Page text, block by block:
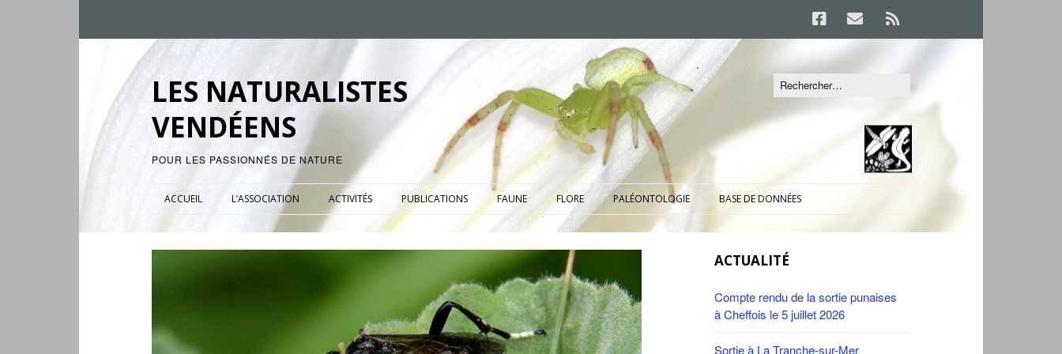
LES NATURALISTES
VENDÉENS
POUR LES PASSIONNÉS DE NATURE
ACCUEIL L’ASSOCIATION ACTIVITÉS PUBLICATIONS FAUNE FLORE PALÉONTOLOGIE BASE DE DONNÉES
ACTUALITÉ
Compte rendu de la sortie punaises
à Cheffois le 5 juillet 2026
Sortie à La Tranche-sur-Mer